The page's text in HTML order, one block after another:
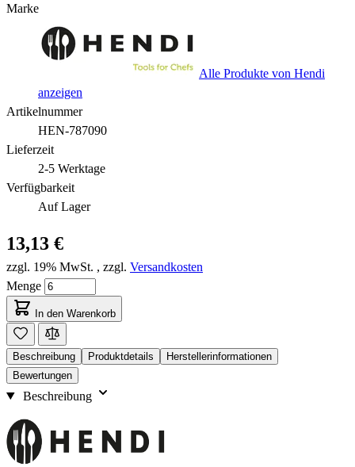
Marke
Alle Produkte von Hendi
anzeigen
Artikelnummer
HEN-787090
Lieferzeit
2-5 Werktage
Verfügbarkeit
Auf Lager
13,13 €
zzgl. 19% MwSt. , zzgl. Versandkosten
Menge
In den Warenkorb
Beschreibung Produktdetails
Herstellerinformationen
Bewertungen
Beschreibung